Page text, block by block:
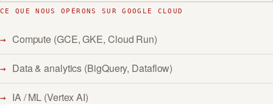
CE QUE NOUS OPÉRONS SUR GOOGLE CLOUD
Compute (GCE, GKE, Cloud Run)
Data & analytics (BigQuery, Dataflow)
IA / ML (Vertex AI)